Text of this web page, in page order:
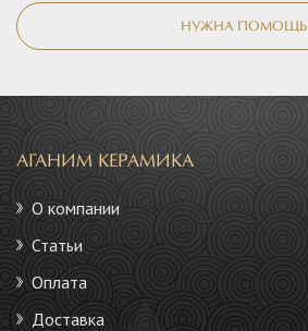
НУЖНА ПОМОЩЬ
АГАНИМ КЕРАМИКА
О компании
Статьи
Оплата
Доставка